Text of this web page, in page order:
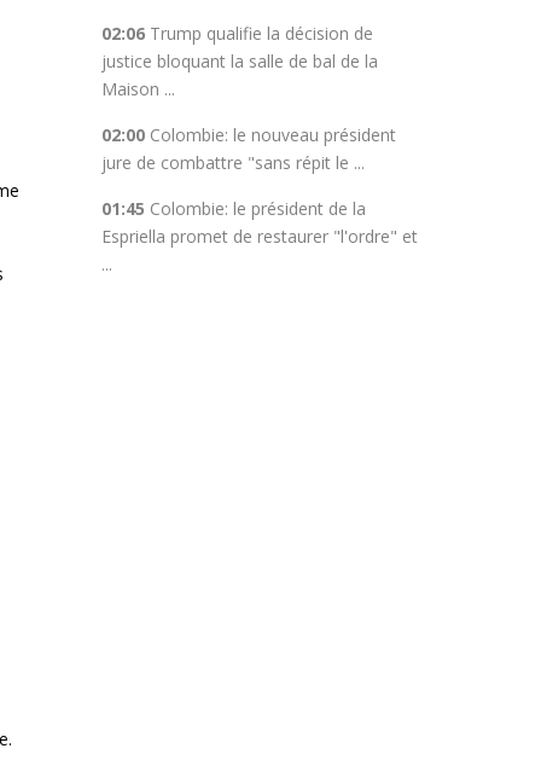
02:06 Trump qualifie la décision de
justice bloquant la salle de bal de la
Maison ...
02:00 Colombie: le nouveau président
jure de combattre "sans répit le ...
01:45 Colombie: le président de la
Espriella promet de restaurer "l'ordre" et
...